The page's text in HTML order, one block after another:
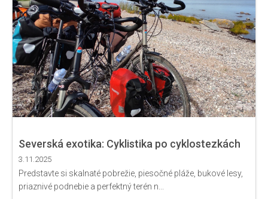
Severská exotika: Cyklistika po cyklostezkách
slnečného ostrova
3.11.2025
Predstavte si skalnaté pobrežie, piesočné pláže, bukové lesy,
priaznivé podnebie a perfektný terén n...